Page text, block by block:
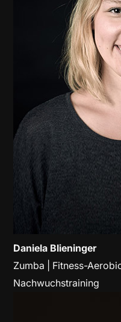
Daniela Blieninger
Zumba | Fitness-
Nachwuchstraining